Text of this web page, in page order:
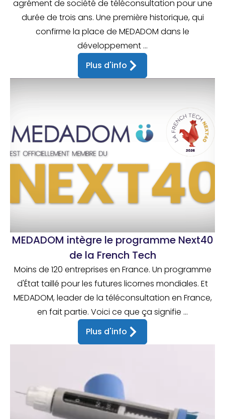
agrément de société de téléconsultation pour une
durée de trois ans. Une première historique, qui
confirme la place de MEDADOM dans le
développement ...
Plus d'info
MEDADOM intègre le programme Next40
de la French Tech
Moins de 120 entreprises en France. Un programme
d'État taillé pour les futures licornes mondiales. Et
MEDADOM, leader de la téléconsultation en France,
en fait partie. Voici ce que ça signifie ...
Plus d'info